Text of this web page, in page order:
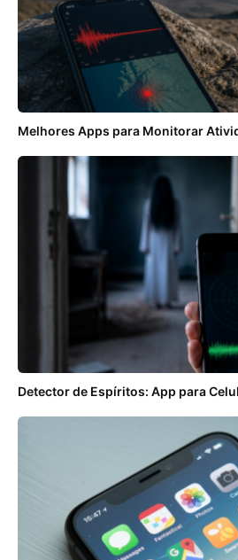
Melhores Apps para Monitorar
Detector de Espíritos: App para